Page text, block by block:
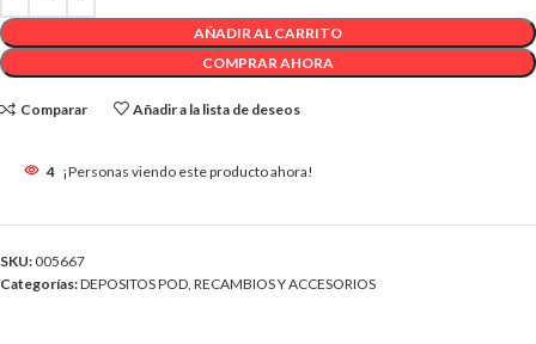
AÑADIR AL CARRITO
COMPRAR AHORA
Comparar Añadir a la lista de deseos
4 ¡Personas viendo este producto ahora!
SKU: 005667
Categorías:DEPOSITOS POD RECAMBIOS Y ACCESORIOS